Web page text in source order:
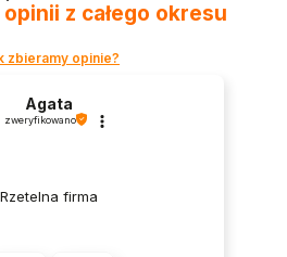
opinii z całego okresu
zbieramy opinie?
Agata
zweryfikowano
Rzetelna firma